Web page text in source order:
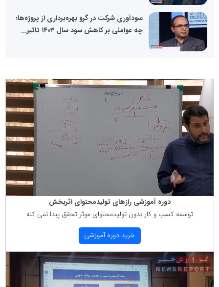
سودآوری شرکت در گرو بهره‌برداری از پروژه‌ها؛
چه عواملی بر کاهش سود سال ۱۴۰۳ تاثیر...
دوره آموزشی رازهای تولیدمحتوای اثربخش
توسعه كسب و كار بدون تولیدمحتوای موثر تحقق پبدا نمی كنه
خرید دوره آموزشی